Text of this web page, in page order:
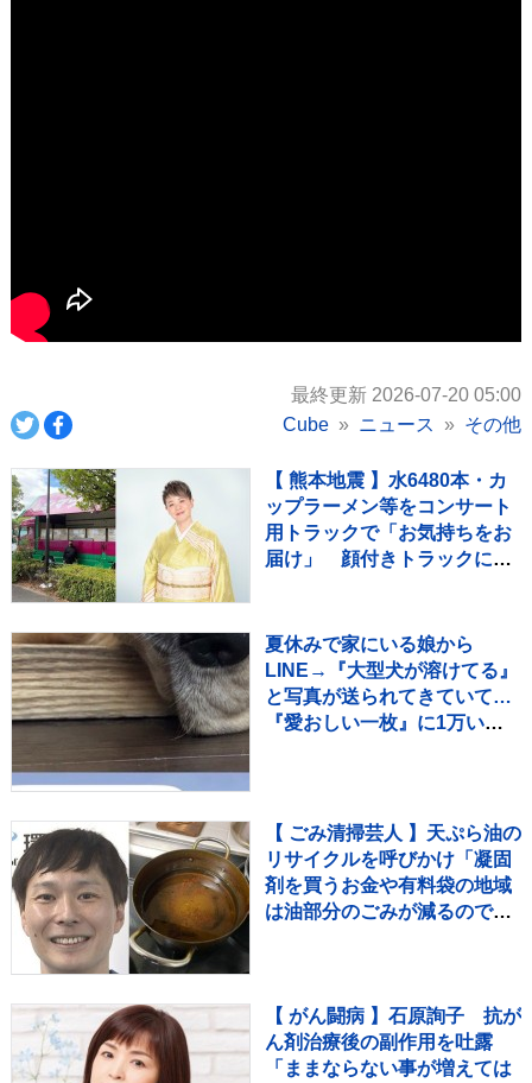
最終更新 2026-07-20 05:00
Cube
ニュース その他
【 熊本地震 】水6480本・カ
ップラーメン等をコンサート
用トラックで「お気持ちをお
届け」 顔付きトラックにた
夏休みで家にいる娘から
LINE→『大型犬が溶けてる』
と写真が送られてきていて…
『愛おしい一枚』に1万いい
【 ごみ清掃芸人 】天ぷら油の
リサイクルを呼びかけ「凝固
剤を買うお金や有料袋の地域
は油部分のごみが減るので、
【 がん闘病 】石原詢子 抗が
ん剤治療後の副作用を吐露
「ままならない事が増えては